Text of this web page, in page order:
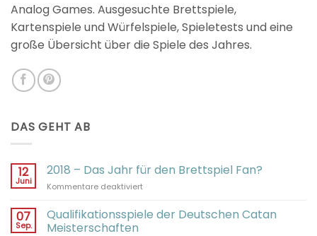
Analog Games. Ausgesuchte Brettspiele,
Kartenspiele und Würfelspiele, Spieletests und eine
große Übersicht über die Spiele des Jahres.
DAS GEHT AB
12
Juni
2018 – Das Jahr für den Brettspiel Fan?
Kommentare deaktiviertfür
–
Das
07
Sep.
Qualifikationsspiele der Deutschen Catan
Meisterschaften